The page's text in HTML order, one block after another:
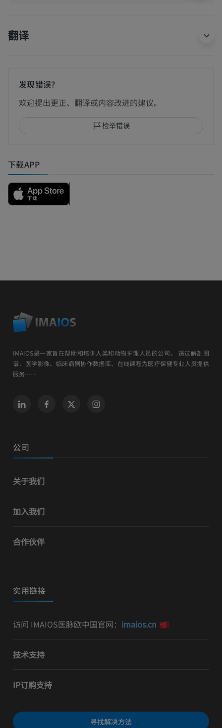
翻译
发现错误？
欢迎提出更正、翻译或内容改进的建议。
检举错误
下载APP
IMAIOS是一家旨在帮助和培训人类和动物护理人员的公司。 透过解剖图
谱、医学影像、临床病例协作数据库、在线课程为医疗保健专业人员提供
服务……
公司
关于我们
加入我们
合作伙伴
实用链接
访问 IMAIOS医脉欧中国官网： imaios.cn
技术支持
IP订购支持
寻找解决方法